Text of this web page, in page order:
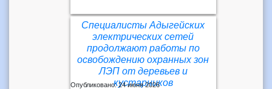
Специалисты Адыгейских
электрических сетей
продолжают работы по
освобождению охранных зон
ЛЭП от деревьев и
кустарников
Опубликовано: 24 июня 2026